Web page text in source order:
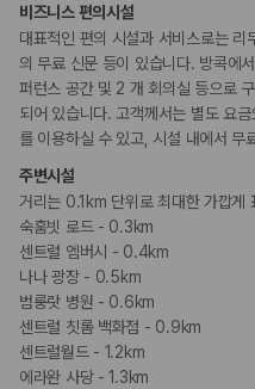
프러포즈/로맨스 패키지 이용
비즈니스 편의시설
대표적인 편의 시설과 서비스로는 리
의 무료 신문 등이 있습니다. 방콕에
퍼런스 공간 및 2 개 회의실 등으로
되어 있습니다. 고객께서는 별도 요
를 이용하실 수 있고, 시설 내에서 무
주변시설
거리는 0.1km 단위로 최대한 가깝게
숙훔빗 로드 - 0.3km
센트럴 엠버시 - 0.4km
나나 광장 - 0.5km
범룽랏 병원 - 0.6km
센트럴 칫롬 백화점 - 0.9km
센트럴월드 - 1.2km
에라완 사당 - 1.3km